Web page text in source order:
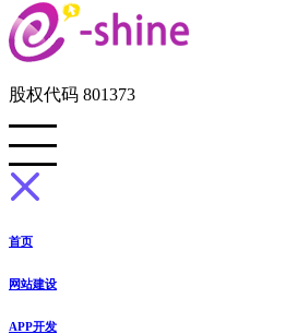
股权代码 801373
首页
网站建设
APP开发